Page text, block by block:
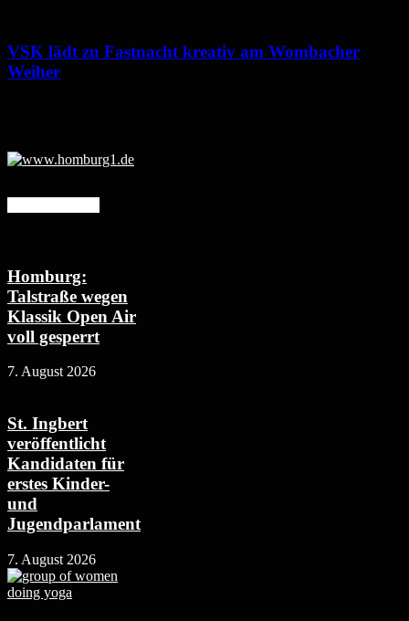
VSK lädt zu Fastnacht kreativ am Wombacher
Weiher
Homburg:
Talstraße wegen
Klassik Open Air
voll gesperrt
7. August 2026
St. Ingbert
veröffentlicht
Kandidaten für
erstes Kinder-
und
Jugendparlament
7. August 2026